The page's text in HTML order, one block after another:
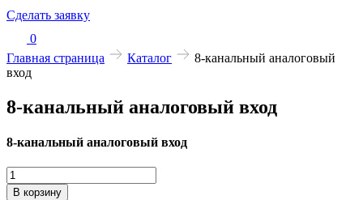
Сделать заявку
0
Главная страница
Каталог
8-канальный аналоговый
вход
8-канальный аналоговый вход
8-канальный аналоговый вход
Количество
товара
В корзину